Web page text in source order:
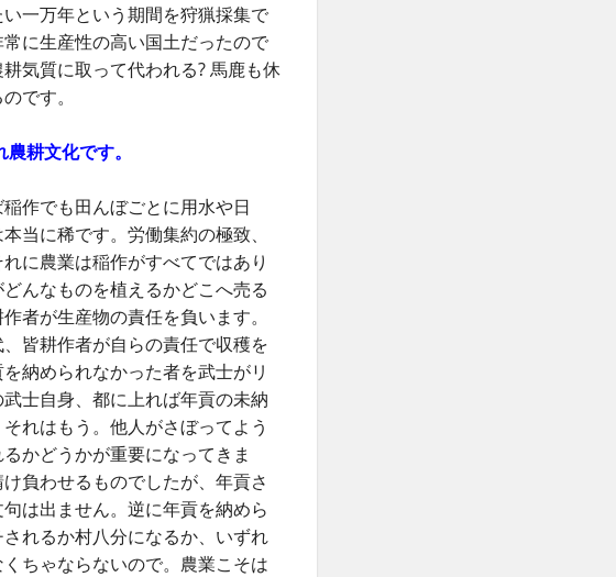
一万年という期間を狩猟採集で
に生産性の高い国土だったので
気質に取って代われる? 馬鹿も休
です。
耕文化です。
作でも田んぼごとに用水や日
当に稀です。労働集約の極致、
に農業は稲作がすべてではあり
んなものを植えるかどこへ売る
者が生産物の責任を負います。
皆耕作者が自らの責任で収穫を
納められなかった者を武士がリ
士自身、都に上れば年貢の未納
れはもう。他人がさぼってよう
かどうかが重要になってきま
負わせるものでしたが、年貢さ
は出ません。逆に年貢を納めら
れるか村八分になるか、いずれ
ちゃならないので。農業こそは